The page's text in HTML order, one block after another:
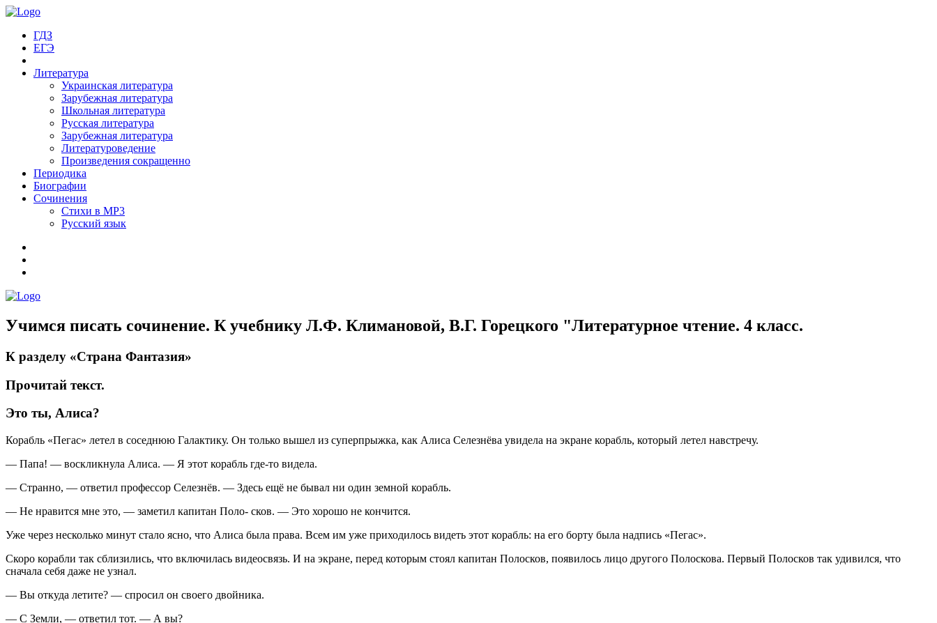
ГДЗ
ЕГЭ
Литература
Украинская литература
Зарубежная литература
Школьная литература
Русская литература
Зарубежная литература
Литературоведение
Произведения сокращенно
Периодика
Биографии
Сочинения
Стихи в MP3
Русский язык
Учимся писать сочинение. К учебнику Л.Ф. Климановой, В.Г. Горецкого "Литературное чтение. 4 класс.
К разделу «Страна Фантазия»
Прочитай текст.
Это ты, Алиса?
Корабль «Пегас» летел в соседнюю Галактику. Он только вышел из суперпрыжка, как Алиса Селезнёва увидела на экране корабль, который летел навстречу.
— Папа! — воскликнула Алиса. — Я этот корабль где-то видела.
— Странно, — ответил профессор Селезнёв. — Здесь ещё не бывал ни один земной корабль.
— Не нравится мне это, — заметил капитан Поло- сков. — Это хорошо не кончится.
Уже через несколько минут стало ясно, что Алиса была права. Всем им уже приходилось видеть этот корабль: на его борту была надпись «Пегас».
Скоро корабли так сблизились, что включилась видеосвязь. И на экране, перед которым стоял капитан Полосков, появилось лицо другого Полоскова. Первый Полосков так удивился, что
сначала себя даже не узнал.
— Вы откуда летите? — спросил он своего двойника.
— С Земли, — ответил тот. — А вы?